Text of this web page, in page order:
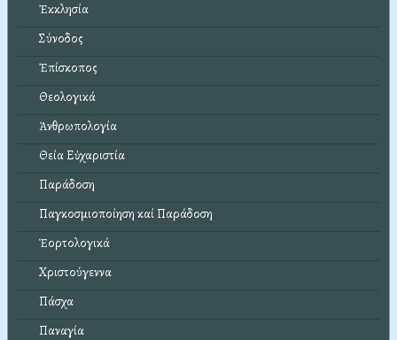
Ἐκκλησία
Σύνοδος
Ἐπίσκοπος
Θεολογικά
Ἀνθρωπολογία
Θεία Εὐχαριστία
Παράδοση
Παγκοσμιοποίηση καί Παράδοση
Ἑορτολογικά
Χριστούγεννα
Πάσχα
Παναγία